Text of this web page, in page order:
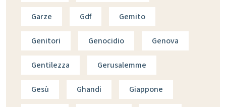
Garze Gdf Gemito
Genitori Genocidio Genova
Gentilezza Gerusalemme
Gesù Ghandi Giappone